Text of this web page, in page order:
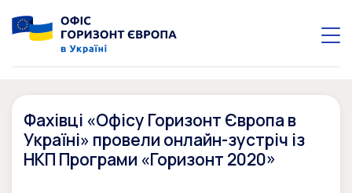
Фахівці «Офісу Горизонт Європа в
Україні» провели онлайн-зустріч із
НКП Програми «Горизонт 2020»